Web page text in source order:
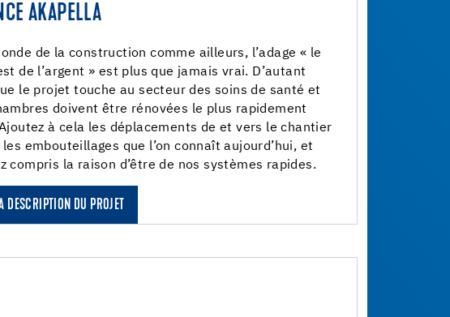
AKAPELLA
de la construction comme ailleurs, l’adage « le
de l’argent » est plus que jamais vrai. D’autant
le projet touche au secteur des soins de santé et
doivent être rénovées le plus rapidement
à cela les déplacements de et vers le chantier
embouteillages que l’on connaît aujourd’hui, et
compris la raison d’être de nos systèmes rapides.
DESCRIPTION DU PROJET